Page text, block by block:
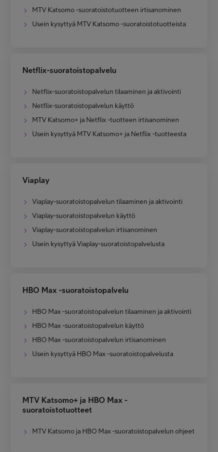
MTV Katsomo -suoratoistotuotteen irtisanominen
Usein kysyttyä MTV Katsomo -suoratoistotuotteista
Netflix-suoratoistopalvelu
Netflix-suoratoistopalvelun tilaaminen ja aktivointi
Netflix-suoratoistopalvelun käyttö
MTV Katsomo+ ja Netflix -tuotteen irtisanominen
Usein kysyttyä MTV Katsomo+ ja Netflix -tuotteesta
Viaplay
Viaplay-suoratoistopalvelun tilaaminen ja aktivointi
Viaplay-suoratoistopalvelun käyttö
Viaplay-suoratoistopalvelun irtisanominen
Usein kysyttyä Viaplay-suoratoistopalvelusta
HBO Max -suoratoistopalvelu
HBO Max -suoratoistopalvelun tilaaminen ja aktivointi
HBO Max -suoratoistopalvelun käyttö
HBO Max -suoratoistopalvelun irtisanominen
Usein kysyttyä HBO Max -suoratoistopalvelusta
MTV Katsomo+ ja HBO Max -
suoratoistotuotteet
MTV Katsomo ja HBO Max -suoratoistopalvelun ohjeet